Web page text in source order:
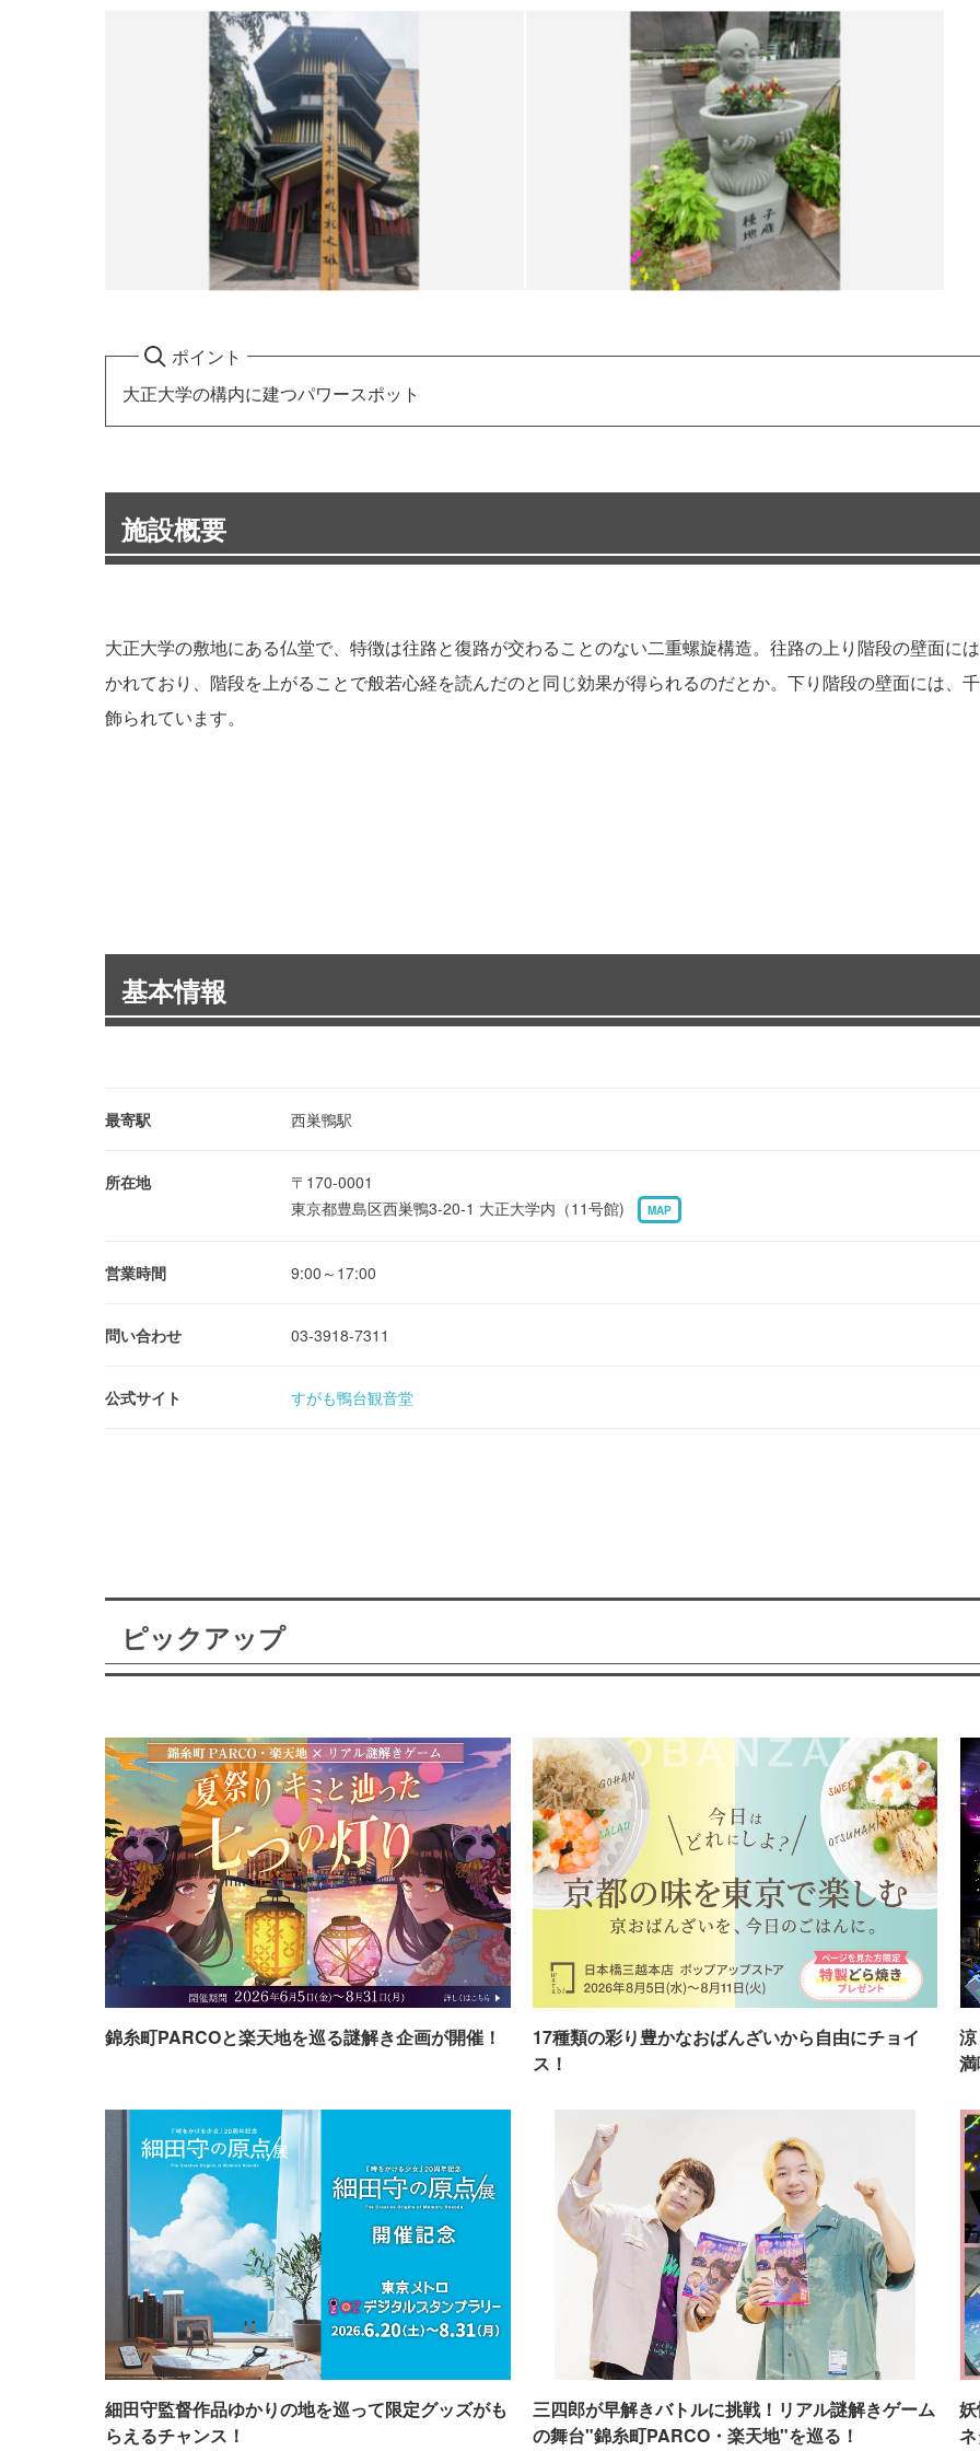
ポイント
大正大学の構内に建つパワースポット
施設概要
大正大学の敷地にある仏堂で、特徴は往路と復路が交わることのない二重螺旋構造。往路の上り階段の壁面に
かれており、階段を上がることで般若心経を読んだのと同じ効果が得られるのだとか。下り階段の壁面には、
飾られています。
基本情報
最寄駅 西巣鴨駅
所在地
〒170-0001
東京都豊島区西巣鴨3-20-1 大正大学内（11号館)
MAP
営業時間 9:00～17:00
問い合わせ 03-3918-7311
公式サイト すがも鴨台観音堂
ピックアップ
錦糸町PARCOと楽天地を巡る謎解き企画が開催！
17種類の彩り豊かなおばんざいから自由にチョイ
ス！
細田守監督作品ゆかりの地を巡って限定グッズがも
らえるチャンス！
三四郎が早解きバトルに挑戦！リアル謎解きゲーム
の舞台"錦糸町PARCO・楽天地"を巡る！